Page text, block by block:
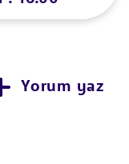
Yorum yaz